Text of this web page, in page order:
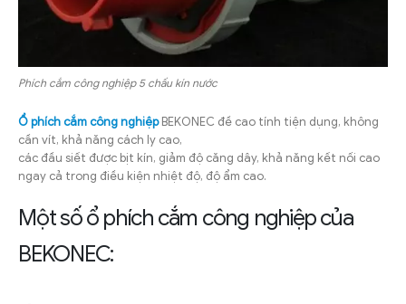
Phích cắm công nghiệp 5 chấu kín nước
Ổ phích cắm công nghiệpBEKONEC đề cao tính tiện dụng, không
cần vít, khả năng cách ly cao,
các đầu siết được bịt kín, giảm độ căng dây, khả năng kết nối cao
ngay cả trong điều kiện nhiệt độ, độ ẩm cao.
Một số ổ phích cắm công nghiệp của
BEKONEC: